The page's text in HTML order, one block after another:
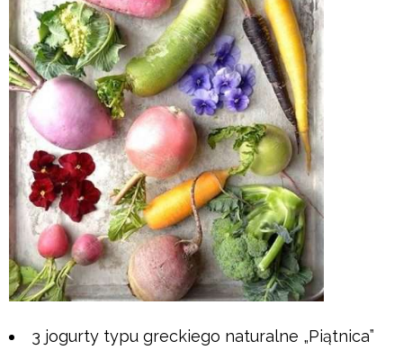
3 jogurty typu greckiego naturalne „Piątnica”